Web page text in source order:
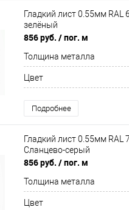
Гладкий лист 0.55мм RAL
зелёный
856 руб. / пог. м
Толщина металла
Цвет
Подробнее
Гладкий лист 0.55мм RAL
Сланцево-серый
856 руб. / пог. м
Толщина металла
Цвет